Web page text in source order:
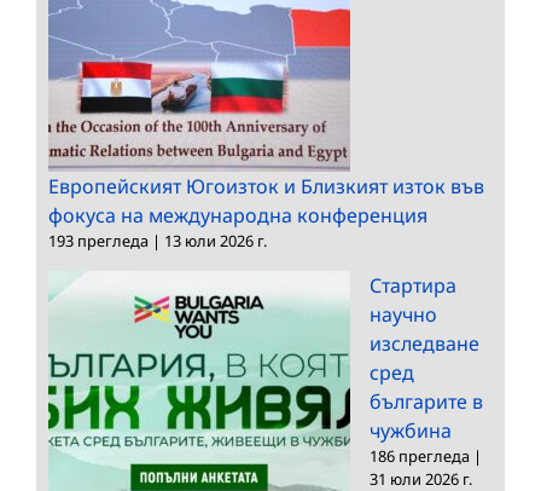
Европейският Югоизток и Близкият изток във
фокуса на международна конференция
193 прегледа | 13 юли 2026 г.
Стартира
научно
изследване
сред
българите в
чужбина
186 прегледа |
31 юли 2026 г.